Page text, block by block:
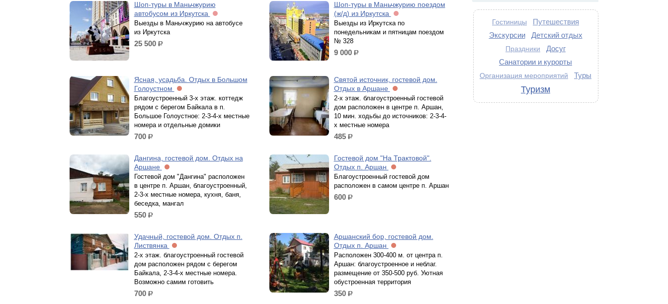
Шоп-туры в Маньчжурию
автобусом из Иркутска
Выезды в Маньчжурию на автобусе
из Иркутска
25 500 р.
Шоп-туры в Маньчжурию поездом
(ж/д) из Иркутска
Выезды из Иркутска по
понедельникам и пятницам поездом
№ 328
9 000 р.
Ясная, усадьба. Отдых в Большом
Голоустном
Благоустроенный 3-х этаж. коттедж
рядом с берегом Байкала в п.
Большое Голоустное: 2-3-4-х местные
номера и отдельные домики
700 р.
Святой источник, гостевой дом.
Отдых в Аршане
2-х этаж. благоустроенный гостевой
дом расположен в центре п. Аршан,
10 мин. ходьбы до источников: 2-3-4-
х местные номера
485 р.
Дангина, гостевой дом. Отдых на
Аршане
Гостевой дом "Дангина" расположен
в центре п. Аршан, благоустроенный,
2-3-х местные номера, кухня, баня,
беседка, мангал
550 р.
Гостевой дом "На Трактовой".
Отдых п. Аршан
Благоустроенный гостевой дом
расположен в самом центре п. Аршан
600 р.
Удачный, гостевой дом. Отдых п.
Листвянка
2-х этаж. благоустроенный гостевой
дом расположен рядом с берегом
Байкала, 2-3-4-х местные номера.
Возможно самим готовить
700 р.
Аршанский бор, гостевой дом.
Отдых п. Аршан
Расположен 300-400 м. от центра п.
Аршан: благоустроенное и неблаг.
размещение от 350-500 руб. Уютная
обустроенная территория
350 р.
Гостиницы
Путешествия
Экскурсии
Детский отдых
Праздники
Досуг
Санатории и курорты
Организация мероприятий Туры
Туризм